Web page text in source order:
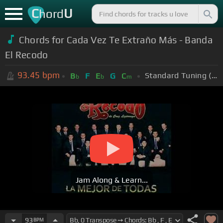
ChordU
Chords for Cada Vez Te Extraño Más - Banda
El Recodo
93.45 bpm Bb F Eb G Cm Standard Tuning (EADGBE)
Jam Along & Learn...
93 BPM